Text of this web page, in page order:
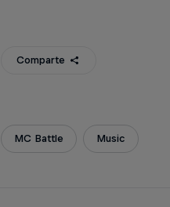
Comparte
MC Battle Music